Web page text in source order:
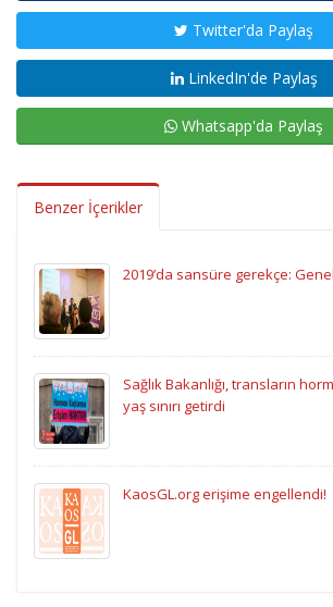
Twitter'da Paylaş
LinkedIn'de Paylaş
Whatsapp'da Paylaş
Benzer İçerikler
2019’da sansüre gerekçe:
Sağlık Bakanlığı, transların
yaş sınırı getirdi
KaosGL.org erişime engellendi!